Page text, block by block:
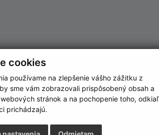
cookies
používame na zlepšenie vášho zážitku z
sme vám zobrazovali prispôsobený obsah a
stránok a na pochopenie toho, odkiaľ
prichádzajú.